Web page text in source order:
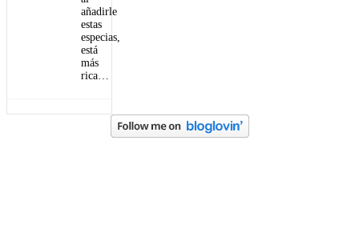
añadirle
estas
especias,
está
más
rica…